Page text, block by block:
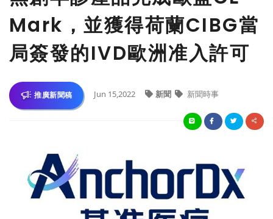
Mark，並獲得荷蘭CIBG當
局簽發的IVD歐洲准入許可
推廣新聞稿 Jun 15,2022 新聞 新聞時事